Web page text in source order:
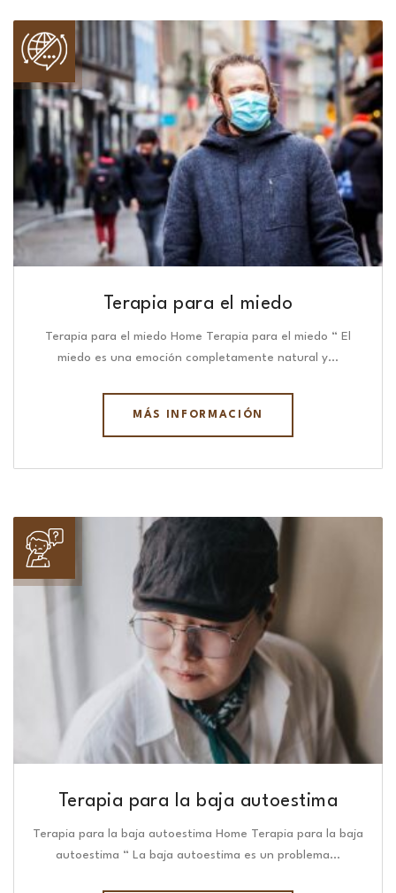
Terapia para el miedo
Terapia para el miedo Home Terapia para el miedo “ El
miedo es una emoción completamente natural y…
MÁS INFORMACIÓN
Terapia para la baja autoestima
Terapia para la baja autoestima Home Terapia para la baja
autoestima “ La baja autoestima es un problema…